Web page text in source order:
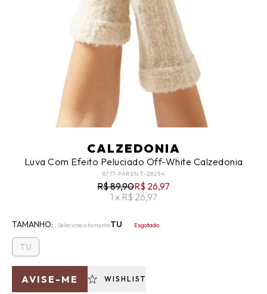
CALZEDONIA
Luva Com Efeito Peluciado Off-White Calzedonia
8777-PARENT-28254
R$ 89,90R$ 26,97
1 x R$ 26,97
TAMANHO: Selecione o tamanhoTU Esgotado
TU
AVISE-ME WISHLIST